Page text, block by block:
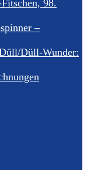
98.
–
Düll-Wunder: